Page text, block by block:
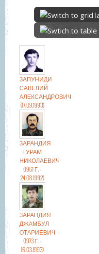
ЗАПУНИДИ
САВЕЛИЙ
АЛЕКСАНДРОВИЧ
(17.09.1993)
ЗАРАНДИЯ
ГУРАМ
НИКОЛАЕВИЧ
(1961 Г. -
24.08.1992)
ЗАРАНДИЯ
ДЖАМБУЛ
ОТАРИЕВИЧ
(1973 Г. -
16.03.1993)